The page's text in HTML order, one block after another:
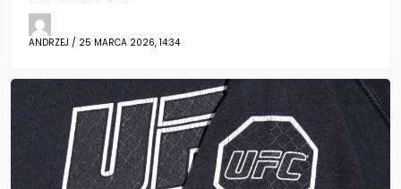
ANDRZEJ / 25 MARCA 2026, 14:34